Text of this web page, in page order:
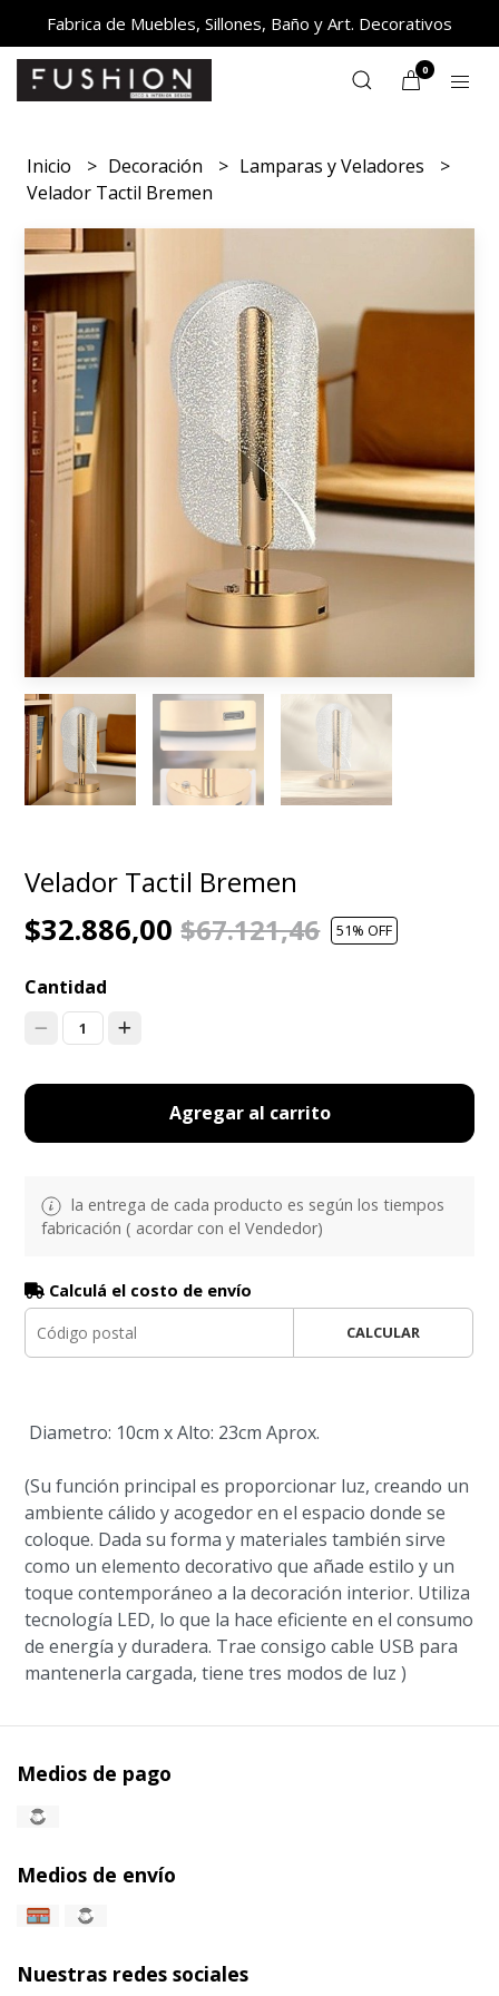
Fabrica de Muebles, Sillones, Baño y Art. Decorativos
0
Inicio Decoración
Lamparas y Veladores
Velador Tactil Bremen
Velador Tactil Bremen
$32.886,00$67.121,46 51% OFF
Cantidad
1
Agregar al carrito
la entrega de cada producto es según los tiempos
fabricación ( acordar con el Vendedor)
Calculá el costo de envío
CALCULAR
Diametro: 10cm x Alto: 23cm Aprox.
(Su función principal es proporcionar luz, creando un
ambiente cálido y acogedor en el espacio donde se
coloque. Dada su forma y materiales también sirve
como un elemento decorativo que añade estilo y un
toque contemporáneo a la decoración interior. Utiliza
tecnología LED, lo que la hace eficiente en el consumo
de energía y duradera. Trae consigo cable USB para
mantenerla cargada, tiene tres modos de luz )
Medios de pago
Medios de envío
Nuestras redes sociales